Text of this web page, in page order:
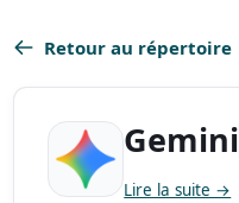
Retour au répertoire
Gemini
Lire la suite →